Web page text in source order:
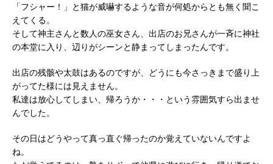
「フシャー！」と猫が威嚇するような音が何処からとも無く聞こ
えてくる。
そして神主さんと数人の巫女さん、出店のお兄さんが一斉に神社
の本堂に入り、辺りがシーンと静まってしまったんです。
出店の残骸や太鼓はあるのですが、どうにも今さっきまで盛り上
がってた様には見えません。
私達は放心してしまい、帰ろうか・・・という雰囲気すら出ませ
んでした。
その日はどうやって真っ直ぐ帰ったのか覚えていないんですよ
ね。